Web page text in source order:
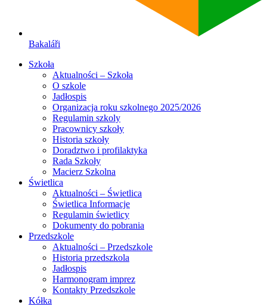
Bakaláři
Szkoła
Aktualności – Szkoła
O szkole
Jadłospis
Organizacja roku szkolnego 2025/2026
Regulamin szkoly
Pracownicy szkoły
Historia szkoły
Doradztwo i profilaktyka
Rada Szkoły
Macierz Szkolna
Świetlica
Aktualności – Świetlica
Świetlica Informacje
Regulamin świetlicy
Dokumenty do pobrania
Przedszkole
Aktualności – Przedszkole
Historia przedszkola
Jadłospis
Harmonogram imprez
Kontakty Przedszkole
Kółka